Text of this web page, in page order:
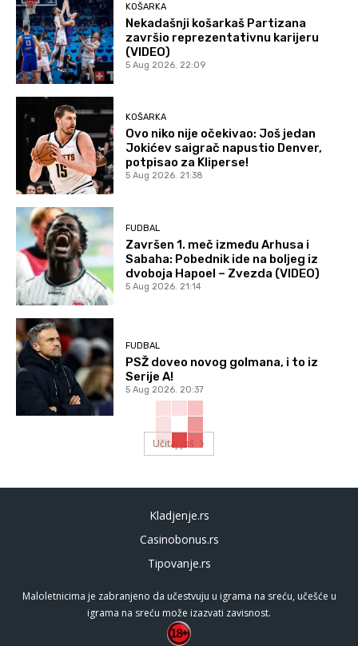
KOŠARKA
Nekadašnji košarkaš Partizana
završio reprezentativnu karijeru
(VIDEO)
5 Aug 2026. 22:09
KOŠARKA
Ovo niko nije očekivao: Još jedan
Jokićev saigrač napustio Denver,
potpisao za Kliperse!
5 Aug 2026. 21:38
FUDBAL
Završen 1. meč između Arhusa i
Sabaha: Pobednik ide na boljeg iz
dvoboja Hapoel – Zvezda (VIDEO)
5 Aug 2026. 21:14
FUDBAL
PSŽ doveo novog golmana, i to iz
Serije A!
5 Aug 2026. 20:37
Učitaj još
Kladjenje.rs
Casinobonus.rs
Tipovanje.rs
Maloletnicima je zabranjeno da učestvuju u igrama na sreću, učešće u
igrama na sreću može izazvati zavisnost.